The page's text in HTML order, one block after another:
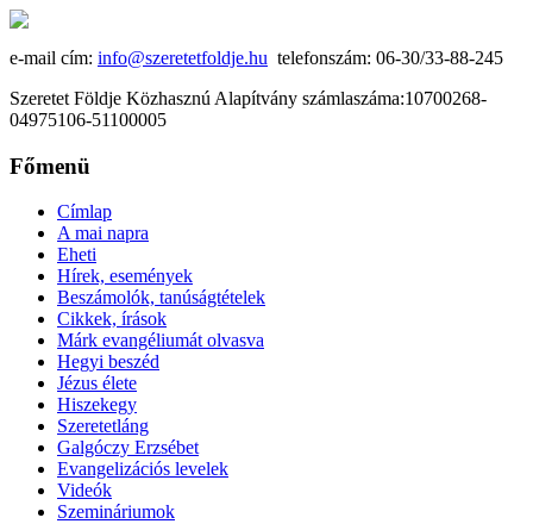
e-mail cím: info@szeretetfoldje.hu telefonszám: 06-30/33-88-245
Szeretet Földje Közhasznú Alapítvány számlaszáma:10700268-
04975106-51100005
Főmenü
Címlap
A mai napra
Eheti
Hírek, események
Beszámolók, tanúságtételek
Cikkek, írások
Márk evangéliumát olvasva
Hegyi beszéd
Jézus élete
Hiszekegy
Szeretetláng
Galgóczy Erzsébet
Evangelizációs levelek
Videók
Szemináriumok